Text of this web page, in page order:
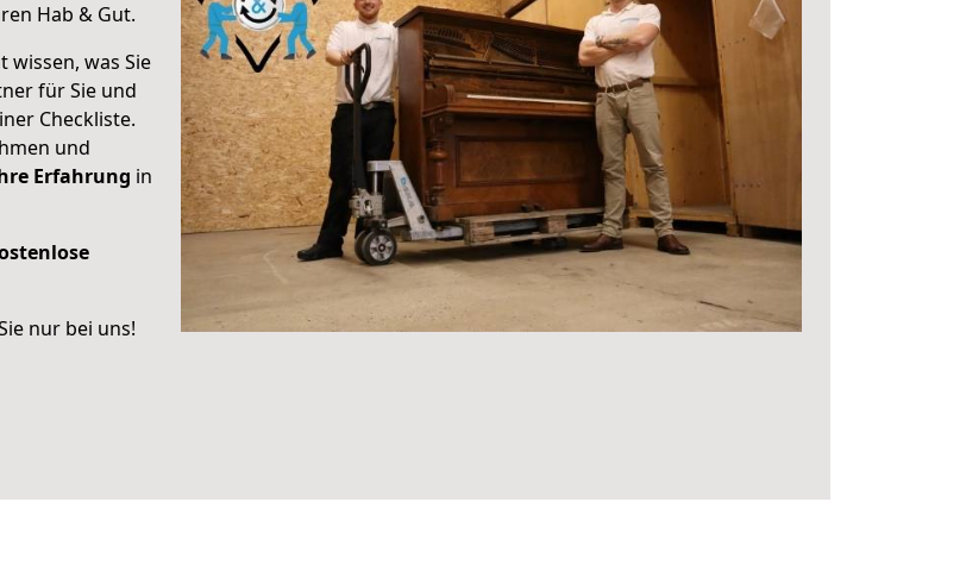
Hab & Gut.
wissen, was Sie
für Sie und
Checkliste.
und
Erfahrung in
nur bei uns!